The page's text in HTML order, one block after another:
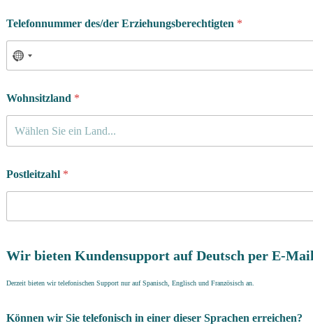
Telefonnummer des/der Erziehungsberechtigten *
Wohnsitzland *
Wählen Sie ein Land...
Postleitzahl *
Wir bieten Kundensupport auf Deutsch per E-
Derzeit bieten wir telefonischen Support nur auf Spanisch, Englisch und Französisch an.
Können wir Sie telefonisch in einer dieser Sprachen erreichen?